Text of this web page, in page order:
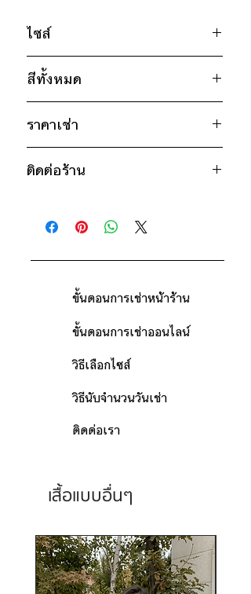
ไซส์
ไซส์ : XL
อก 50" / เอว 50" / สะโพก 48" /
ไหล่กว้าง 23" / วงแขน 22" / ยาว
30"
สีทั้งหมด
ดำ
ราคาเช่า
คืน)
ติดต่อร้านเพื่อสอบถามราคา
ติดต่อร้าน
ดูแผนที่ร้าน
ขั้นตอนการเช่าหน้าร้าน
ขั้นตอนการเช่าออนไลน์
วิธีเลือกไซส์
วิธีนับจำนวนวันเช่า
ติดต่อเรา
เสื้อแบบอื่นๆ